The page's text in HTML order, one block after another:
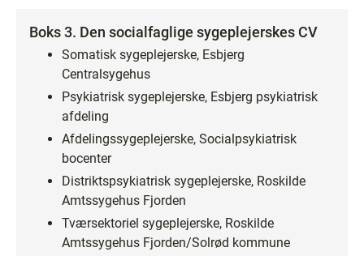
Boks 3. Den socialfaglige sygeplejerskes CV
Somatisk sygeplejerske, Esbjerg
Centralsygehus
Psykiatrisk sygeplejerske, Esbjerg psykiatrisk
afdeling
Afdelingssygeplejerske, Socialpsykiatrisk
bocenter
Distriktspsykiatrisk sygeplejerske, Roskilde
Amtssygehus Fjorden
Tværsektoriel sygeplejerske, Roskilde
Amtssygehus Fjorden/Solrød kommune